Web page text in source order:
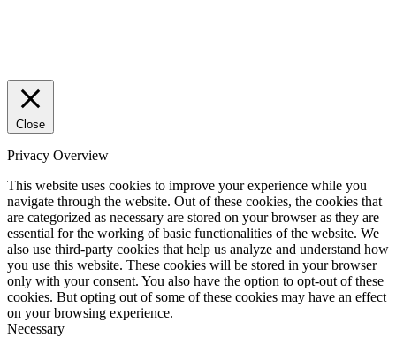
Close
Privacy Overview
This website uses cookies to improve your experience while you
navigate through the website. Out of these cookies, the cookies that
are categorized as necessary are stored on your browser as they are
essential for the working of basic functionalities of the website. We
also use third-party cookies that help us analyze and understand how
you use this website. These cookies will be stored in your browser
only with your consent. You also have the option to opt-out of these
cookies. But opting out of some of these cookies may have an effect
on your browsing experience.
Necessary